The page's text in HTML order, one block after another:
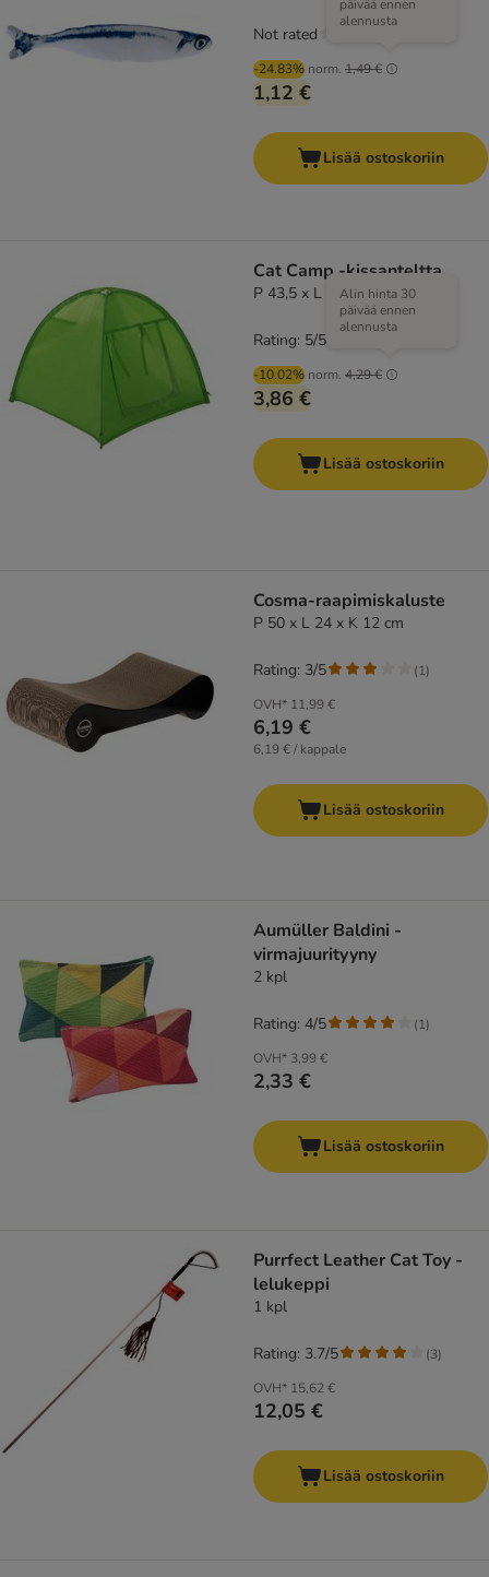
-24.83% norm. 1,49 €
päivää ennen
alennusta
1,12 €
Not rated
Lisää ostoskoriin
Cat Camp -kissanteltta
P 43,5 x L 43,5 x K 40 cm
-10.02% norm. 4,29 €
Alin hinta 30
päivää ennen
alennusta
3,86 €
Rating: 5/5
Lisää ostoskoriin
Cosma-raapimiskaluste
P 50 x L 24 x K 12 cm
OVH* 11,99 €
6,19 €
6,19 € / kappale
Rating: 3/5 (1)
Lisää ostoskoriin
Aumüller Baldini -
virmajuurityyny
2 kpl
OVH* 3,99 €
2,33 €
Rating: 4/5 (1)
Lisää ostoskoriin
Purrfect Leather Cat Toy -
lelukeppi
1 kpl
OVH* 15,62 €
12,05 €
Rating: 3.7/5 (3)
Lisää ostoskoriin